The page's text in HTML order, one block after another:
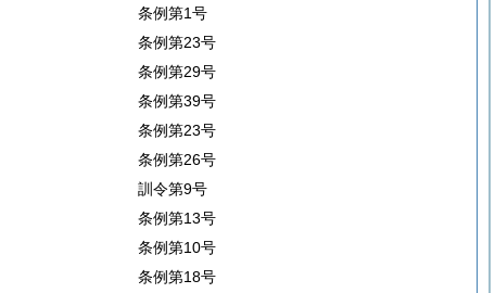
条例第1号
条例第23号
条例第29号
条例第39号
条例第23号
条例第26号
訓令第9号
条例第13号
条例第10号
条例第18号